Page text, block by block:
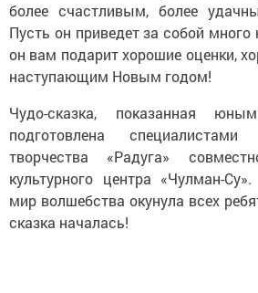
более счастливым, более
Пусть он приведет за собой много
он вам подарит хорошие оценки,
наступающим Новым годом!
Чудо-сказка, показанная
подготовлена
творчества «Радуга»
культурного центра «Чулман-
мир волшебства окунула всех
сказка началась!